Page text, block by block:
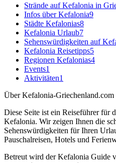
Strände auf Kefalonia in
Infos über Kefalonia9
Städte Kefalonias8
Kefalonia Urlaub7
Sehenswürdigkeiten auf
Kefalonia Reisetipps5
Regionen Kefalonias4
Events1
Aktivitäten1
Über Kefalonia-Griechenland.com
Diese Seite ist ein Reiseführer für
Kefalonia. Wir zeigen Ihnen die
Sehenswürdigkeiten für Ihren
Pauschalreisen, Hotels und
Betreut wird der Kefalonia Guide